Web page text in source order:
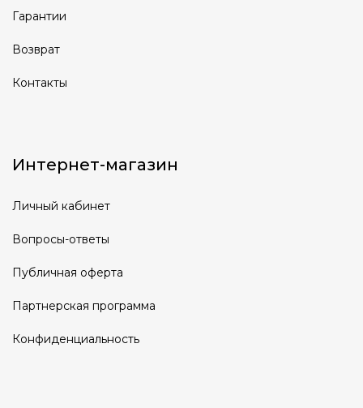
Гарантии
Возврат
Контакты
Интернет-магазин
Личный кабинет
Вопросы-ответы
Публичная оферта
Партнерская программа
Конфиденциальность